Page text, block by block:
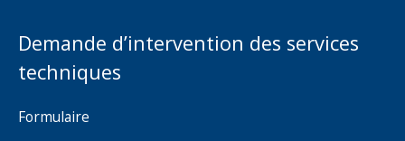
Demande d’intervention des services
techniques
Formulaire